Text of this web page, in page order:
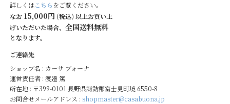
詳しくはこちらをご覧ください。
なお 15,000円 (税込) 以上お買い上
げいただいた場合、 全国送料無料
となります。
ご連絡先
ショップ名 : カーサ ブォーナ
運営責任者 : 渡邉 篤
所在地 : 〒399-0101 長野県諏訪郡富士見町境 6550-8
お問合せメールアドレス : shopmaster@casabuona.jp